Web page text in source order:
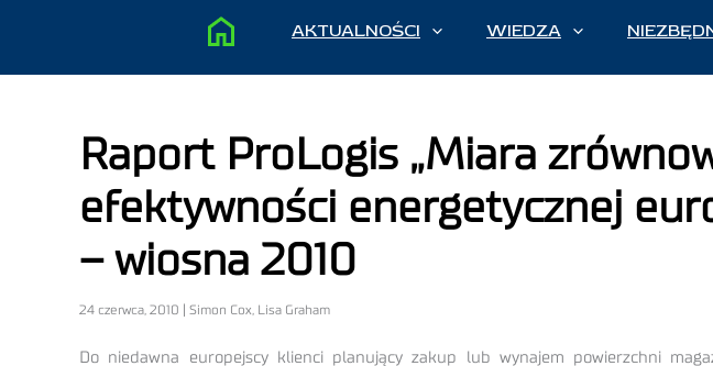
AKTUALNOŚCI WIEDZA
Raport ProLogis „Miara
efektywności energetycznej
– wiosna 2010
24 czerwca, 2010 | Simon Cox, Lisa Graham
Do niedawna europejscy klienci planujący zakup lub wynajem powierzchni